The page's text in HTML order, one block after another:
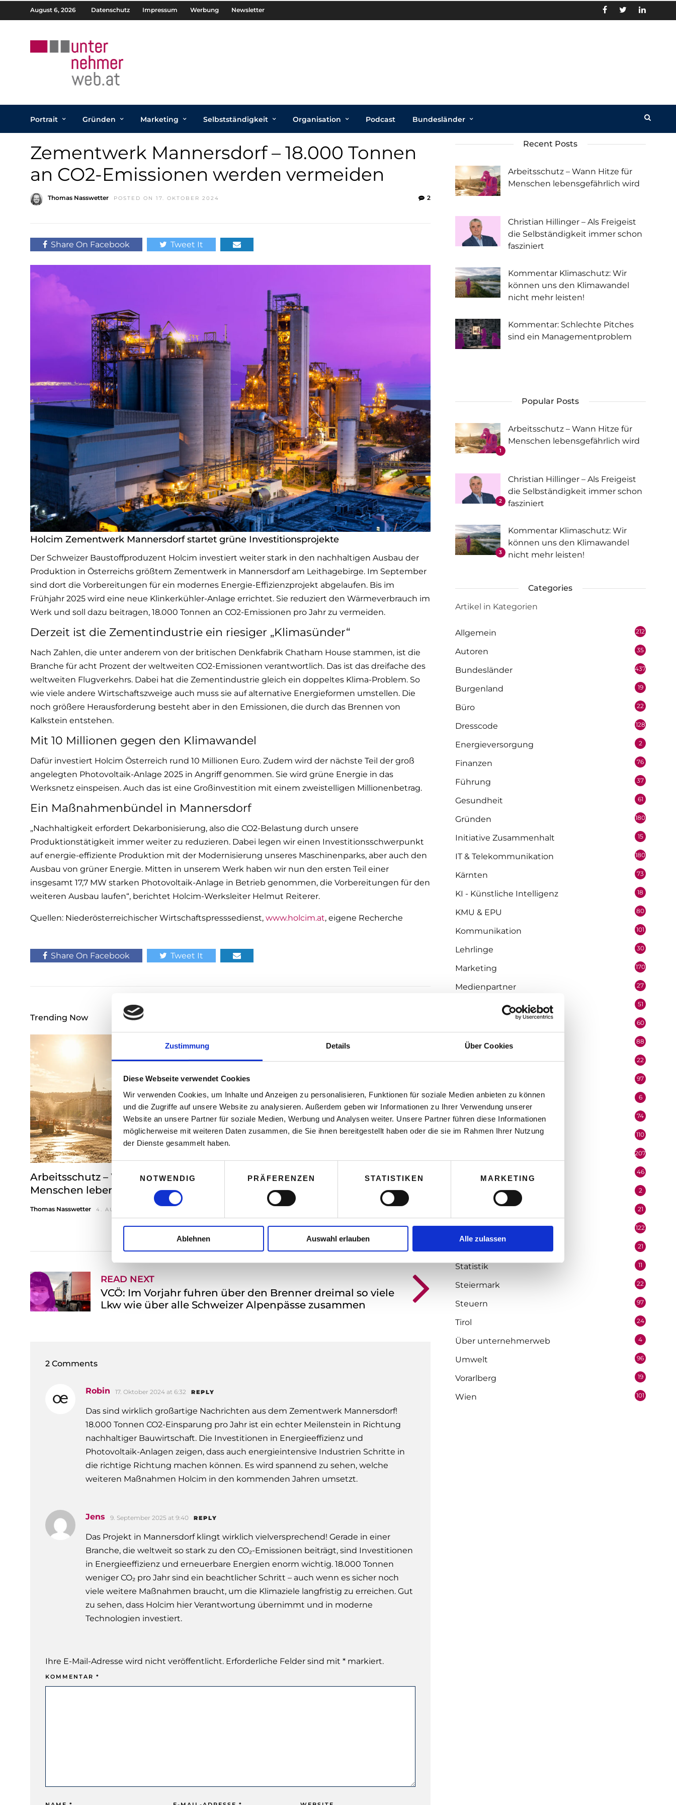
Zustimmung Details Über Cookies
Diese Webseite verwendet Cookies
Wir verwenden Cookies, um Inhalte und Anzeigen zu personalisieren, Funktionen für soziale Medien anbieten zu können
und die Zugriffe auf unsere Website zu analysieren. Außerdem geben wir Informationen zu Ihrer Verwendung unserer
Website an unsere Partner für soziale Medien, Werbung und Analysen weiter. Unsere Partner führen diese Informationen
möglicherweise mit weiteren Daten zusammen, die Sie ihnen bereitgestellt haben oder die sie im Rahmen Ihrer Nutzung
der Dienste gesammelt haben.
i
n
i
g
u
n
g
s
NOTWENDIG PRÄFERENZEN STATISTIKEN MARKETING
Ablehnen Auswahl erlauben Alle zulassen
August 6, 2026 Datenschutz Impressum Werbung Newsletter
Portrait Gründen Marketing Selbstständigkeit Organisation Podcast Bundesländer
Zementwerk Mannersdorf – 18.000 Tonnen
an CO2-Emissionen werden vermeiden
Thomas Nasswetter POSTED ON 17. OKTOBER 2024 2
Share On Facebook Tweet It
Holcim Zementwerk Mannersdorf startet grüne Investitionsprojekte
Der Schweizer Baustoffproduzent Holcim investiert weiter stark in den nachhaltigen Ausbau der
Produktion in Österreichs größtem Zementwerk in Mannersdorf am Leithagebirge. Im September
sind dort die Vorbereitungen für ein modernes Energie-Effizienzprojekt abgelaufen. Bis im
Frühjahr 2025 wird eine neue Klinkerkühler-Anlage errichtet. Sie reduziert den Wärmeverbrauch im
Werk und soll dazu beitragen, 18.000 Tonnen an CO2-Emissionen pro Jahr zu vermeiden.
Derzeit ist die Zementindustrie ein riesiger „Klimasünder“
Nach Zahlen, die unter anderem von der britischen Denkfabrik Chatham House stammen, ist die
Branche für acht Prozent der weltweiten CO2-Emissionen verantwortlich. Das ist das dreifache des
weltweiten Flugverkehrs. Dabei hat die Zementindustrie gleich ein doppeltes Klima-Problem. So
wie viele andere Wirtschaftszweige auch muss sie auf alternative Energieformen umstellen. Die
noch größere Herausforderung besteht aber in den Emissionen, die durch das Brennen von
Kalkstein entstehen.
Mit 10 Millionen gegen den Klimawandel
Dafür investiert Holcim Österreich rund 10 Millionen Euro. Zudem wird der nächste Teil der groß
angelegten Photovoltaik-Anlage 2025 in Angriff genommen. Sie wird grüne Energie in das
Werksnetz einspeisen. Auch das ist eine Großinvestition mit einem zweistelligen Millionenbetrag.
Ein Maßnahmenbündel in Mannersdorf
„Nachhaltigkeit erfordert Dekarbonisierung, also die CO2-Belastung durch unsere
Produktionstätigkeit immer weiter zu reduzieren. Dabei legen wir einen Investitionsschwerpunkt
auf energie-effiziente Produktion mit der Modernisierung unseres Maschinenparks, aber auch den
Ausbau von grüner Energie. Mitten in unserem Werk haben wir nun den ersten Teil einer
insgesamt 17,7 MW starken Photovoltaik-Anlage in Betrieb genommen, die Vorbereitungen für den
weiteren Ausbau laufen“, berichtet Holcim-Werksleiter Helmut Reiterer.
Quellen: Niederösterreichischer Wirtschaftspresssedienst, www.holcim.at, eigene Recherche
Share On Facebook Tweet It
Trending Now
Arbeitsschutz – Wann Hitze für
Menschen lebensgefährlich wird
Thomas Nasswetter 4. AUGUST 2026
Christian Hillinger – Als Freigeist die
Selbständigkeit immer schon
fasziniert
READ NEXT
VCÖ: Im Vorjahr fuhren über den Brenner dreimal so viele
Lkw wie über alle Schweizer Alpenpässe zusammen
2 Comments
Robin 17. Oktober 2024 at 6:32 REPLY
Das sind wirklich großartige Nachrichten aus dem Zementwerk Mannersdorf!
18.000 Tonnen CO2-Einsparung pro Jahr ist ein echter Meilenstein in Richtung
nachhaltiger Bauwirtschaft. Die Investitionen in Energieeffizienz und
Photovoltaik-Anlagen zeigen, dass auch energieintensive Industrien Schritte in
die richtige Richtung machen können. Es wird spannend zu sehen, welche
weiteren Maßnahmen Holcim in den kommenden Jahren umsetzt.
Jens 9. September 2025 at 9:40 REPLY
Das Projekt in Mannersdorf klingt wirklich vielversprechend! Gerade in einer
Branche, die weltweit so stark zu den CO₂-Emissionen beiträgt, sind Investitionen
in Energieeffizienz und erneuerbare Energien enorm wichtig. 18.000 Tonnen
weniger CO₂ pro Jahr sind ein beachtlicher Schritt – auch wenn es sicher noch
viele weitere Maßnahmen braucht, um die Klimaziele langfristig zu erreichen. Gut
zu sehen, dass Holcim hier Verantwortung übernimmt und in moderne
Technologien investiert.
Ihre E-Mail-Adresse wird nicht veröffentlicht. Erforderliche Felder sind mit * markiert.
KOMMENTAR *
Recent Posts
Arbeitsschutz – Wann Hitze für
Menschen lebensgefährlich wird
Christian Hillinger – Als Freigeist
die Selbständigkeit immer schon
fasziniert
Kommentar Klimaschutz: Wir
können uns den Klimawandel
nicht mehr leisten!
Kommentar: Schlechte Pitches
sind ein Managementproblem
Popular Posts
1
Arbeitsschutz – Wann Hitze für
Menschen lebensgefährlich wird
2
Christian Hillinger – Als Freigeist
die Selbständigkeit immer schon
fasziniert
3
Kommentar Klimaschutz: Wir
können uns den Klimawandel
nicht mehr leisten!
Categories
Artikel in Kategorien
Allgemein 212
Autoren 35
Bundesländer 437
Burgenland 19
Büro 22
Dresscode 128
Energieversorgung 2
Finanzen 76
Führung 37
Gesundheit 61
Gründen 180
Initiative Zusammenhalt 15
IT & Telekommunikation 180
Kärnten 73
KI - Künstliche Intelligenz 18
KMU & EPU 80
Kommunikation 101
Lehrlinge 30
Marketing 170
Medienpartner 27
51
60
Niederösterreich 88
Oberösterreich 22
97
Performer 6
Podcast 74
Politik 110
207
46
Redaktion 2
21
Selbstständigkeit 122
21
Statistik 11
Steiermark 22
Steuern 97
Tirol 24
Über unternehmerweb 4
Umwelt 96
Vorarlberg 19
Wien 101